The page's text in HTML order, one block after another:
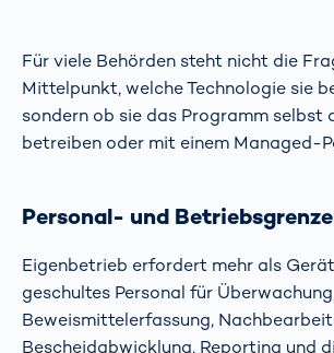
Für viele Behörden steht nicht die
Mittelpunkt, welche Technologie sie
sondern ob sie das Programm selbst
betreiben oder mit einem Managed-
Personal- und
Eigenbetrieb erfordert mehr als
geschultes Personal für
Beweismittelerfassung,
Bescheidabwicklung, Reporting und